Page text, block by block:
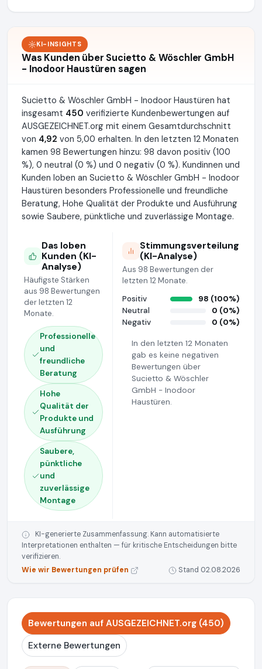
KI-INSIGHTS
Was Kunden über Sucietto & Wöschler GmbH
- Inodoor Haustüren sagen
Sucietto & Wöschler GmbH - Inodoor Haustüren hat
insgesamt 450 verifizierte Kundenbewertungen auf
AUSGEZEICHNET.org mit einem Gesamtdurchschnitt
von 4,92 von 5,00 erhalten. In den letzten 12 Monaten
kamen 98 Bewertungen hinzu: 98 davon positiv (100
%), 0 neutral (0 %) und 0 negativ (0 %). Kundinnen und
Kunden loben an Sucietto & Wöschler GmbH - Inodoor
Haustüren besonders Professionelle und freundliche
Beratung, Hohe Qualität der Produkte und Ausführung
sowie Saubere, pünktliche und zuverlässige Montage.
Das loben
Kunden (KI-
Analyse)
Häufigste Stärken
aus 98 Bewertungen
der letzten 12
Monate.
Professionelle
und
freundliche
Beratung
Hohe
Qualität der
Produkte und
Ausführung
Saubere,
pünktliche
und
zuverlässige
Montage
Stimmungsverteilung
(KI-Analyse)
Aus 98 Bewertungen der
letzten 12 Monate.
Positiv
98 (100%)
Neutral
0 (0%)
Negativ
0 (0%)
In den letzten 12 Monaten
gab es keine negativen
Bewertungen über
Sucietto & Wöschler
GmbH - Inodoor
Haustüren.
KI-generierte Zusammenfassung. Kann automatisierte
Interpretationen enthalten — für kritische Entscheidungen bitte
verifizieren.
Wie wir Bewertungen prüfen
Stand 02.08.2026
Bewertungen auf AUSGEZEICHNET.org (450)
Externe Bewertungen